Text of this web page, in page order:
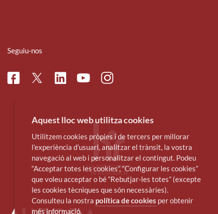
Seguiu-nos
FacebookTwitterLinkedinYoutubeInstagram
Aquest lloc web utilitza cookies
Utilitzem cookies pròpies i de tercers per millorar
l’experiència d’usuari, analitzar el trànsit, la vostra
navegació al web i personalitzar el contingut. Podeu
“Acceptar totes les cookies”, “Configurar les cookies”
que voleu acceptar o bé “Rebutjar-les totes” (excepte
les cookies tècniques que són necessàries).
Consulteu la nostra política de cookies per obtenir
més informació.